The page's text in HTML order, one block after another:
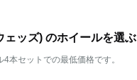
ェッズ) のホイールを選ぶ
本セットでの最低価格です。